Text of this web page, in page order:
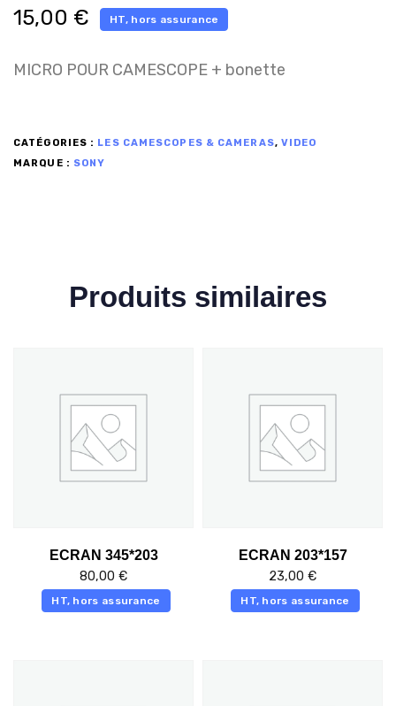
15,00 € HT, hors assurance
MICRO POUR CAMESCOPE + bonette
CATÉGORIES : LES CAMESCOPES & CAMERAS, VIDEO
MARQUE : SONY
Produits similaires
ECRAN 345*203
80,00 €
HT, hors assurance
ECRAN 203*157
23,00 €
HT, hors assurance